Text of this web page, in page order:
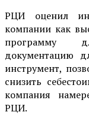
РЦИ оценил
компании как
программу
документацию
инструмент,
снизить
компания
РЦИ.